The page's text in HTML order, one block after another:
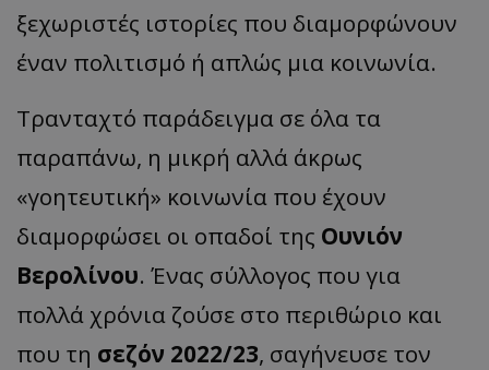
ξεχωριστές ιστορίες που διαμορφώνουν
έναν πολιτισμό ή απλώς μια κοινωνία.
Τρανταχτό παράδειγμα σε όλα τα
παραπάνω, η μικρή αλλά άκρως
«γοητευτική» κοινωνία που έχουν
διαμορφώσει οι οπαδοί της Ουνιόν
Βερολίνου. Ένας σύλλογος που για
πολλά χρόνια ζούσε στο περιθώριο και
που τη σεζόν 2022/23, σαγήνευσε τον